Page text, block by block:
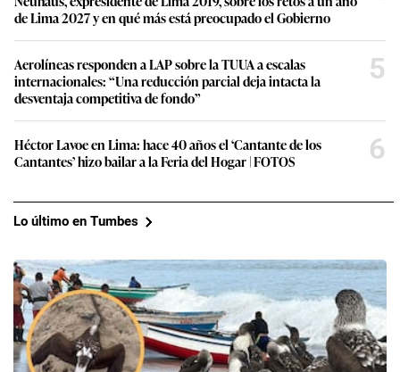
de Lima 2027 y en qué más está preocupado el Gobierno
Aerolíneas responden a LAP sobre la TUUA a escalas
internacionales: “Una reducción parcial deja intacta la
desventaja competitiva de fondo”
5
Héctor Lavoe en Lima: hace 40 años el ‘Cantante de los
Cantantes’ hizo bailar a la Feria del Hogar | FOTOS
6
Lo último en Tumbes